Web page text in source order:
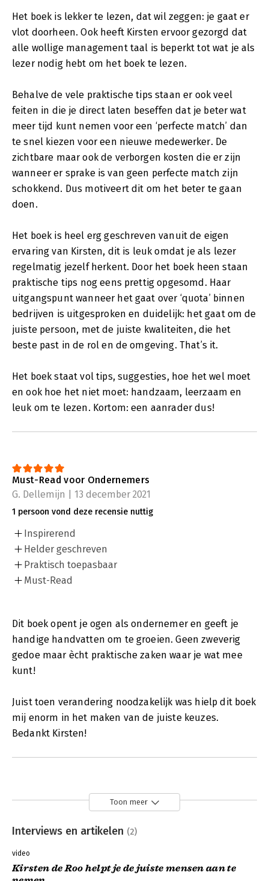
Het boek is lekker te lezen, dat wil zeggen: je gaat er
vlot doorheen. Ook heeft Kirsten ervoor gezorgd dat
alle wollige management taal is beperkt tot wat je als
lezer nodig hebt om het boek te lezen.
Behalve de vele praktische tips staan er ook veel
feiten in die je direct laten beseffen dat je beter wat
meer tijd kunt nemen voor een ‘perfecte match’ dan
te snel kiezen voor een nieuwe medewerker. De
zichtbare maar ook de verborgen kosten die er zijn
wanneer er sprake is van geen perfecte match zijn
schokkend. Dus motiveert dit om het beter te gaan
doen.
Het boek is heel erg geschreven vanuit de eigen
ervaring van Kirsten, dit is leuk omdat je als lezer
regelmatig jezelf herkent. Door het boek heen staan
praktische tips nog eens prettig opgesomd. Haar
uitgangspunt wanneer het gaat over ‘quota’ binnen
bedrijven is uitgesproken en duidelijk: het gaat om de
juiste persoon, met de juiste kwaliteiten, die het
beste past in de rol en de omgeving. That’s it.
Het boek staat vol tips, suggesties, hoe het wel moet
en ook hoe het niet moet: handzaam, leerzaam en
leuk om te lezen. Kortom: een aanrader dus!
Must-Read voor Ondernemers
G. Dellemijn | 13 december 2021
1 persoon vond deze recensie nuttig
Inspirerend
Helder geschreven
Praktisch toepasbaar
Must-Read
Dit boek opent je ogen als ondernemer en geeft je
handige handvatten om te groeien. Geen zweverig
gedoe maar ècht praktische zaken waar je wat mee
kunt!
Juist toen verandering noodzakelijk was hielp dit boek
mij enorm in het maken van de juiste keuzes.
Bedankt Kirsten!
Toon meer
Interviews en artikelen (2)
video
Kirsten de Roo helpt je de juiste mensen aan te